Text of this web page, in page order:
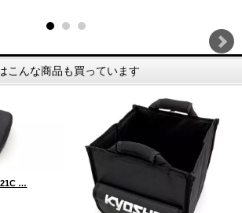
こんな商品も買っています
…